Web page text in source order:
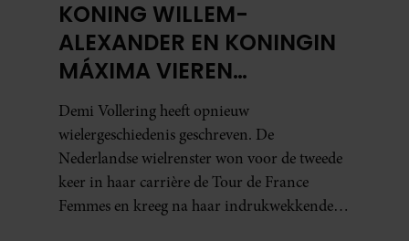
KONING WILLEM-
ALEXANDER EN KONINGIN
MÁXIMA VIEREN
HISTORISCHE ZEGE DEMI
VOLLERING OP TOUR DE
FRANCE FEMMES
Demi Vollering heeft opnieuw
wielergeschiedenis geschreven. De
Nederlandse wielrenster won voor de tweede
keer in haar carrière de Tour de France
Femmes en kreeg na haar indrukwekkende